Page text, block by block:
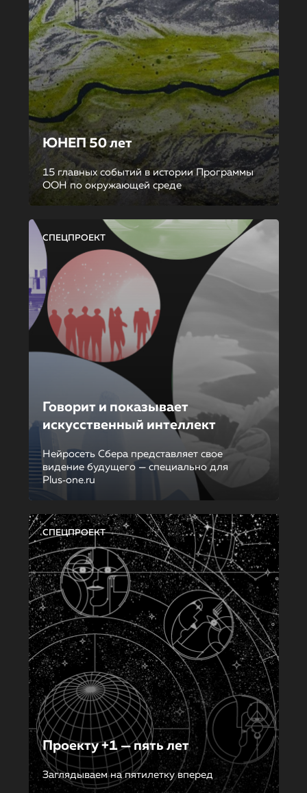
ЮНЕП 50 лет
15 главных событий в истории Программы
ООН по окружающей среде
СПЕЦПРОЕКТ
Говорит и показывает
искусственный интеллект
Нейросеть Сбера представляет свое
видение будущего — специально для
Plus‑one.ru
СПЕЦПРОЕКТ
Проекту +1 — пять лет
Заглядываем на пятилетку вперед